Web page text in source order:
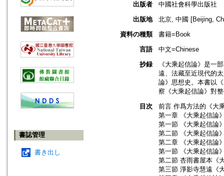
書誌管理
書き出し
出版者
中國社會科學出版社
出版地
北京, 中國 [Beijing,
資料の種類
書籍=Book
言語
中文=Chinese
抄録
《大乘起信論》是一
遠、法藏至近現代的
論》思想史。本書以
察《大乘起信論》對
目次
前言 作爲方法的《大
第一章 《大乘起信論
第一節 《大乘起信論
第二節 《大乘起信論
第二章 《大乘起信論
第一節 《大乘起信論
第二節 杏雨書屋本《
第三節 淨影寺慧遠《